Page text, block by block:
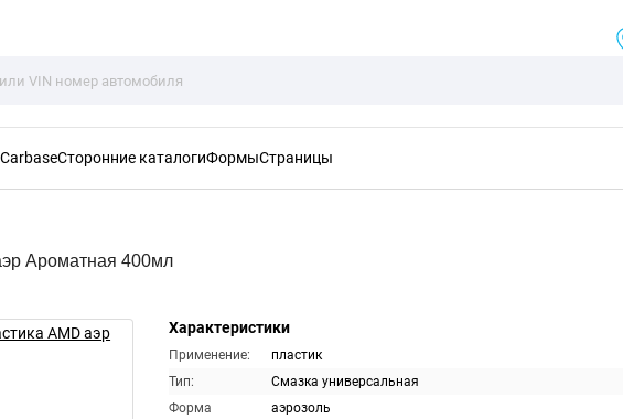
CarbaseСторонние каталогиФормыСтраницы
Ароматная 400мл
Характеристики
Применение:
пластик
Тип:
Смазка универсальная
Форма
аэрозоль